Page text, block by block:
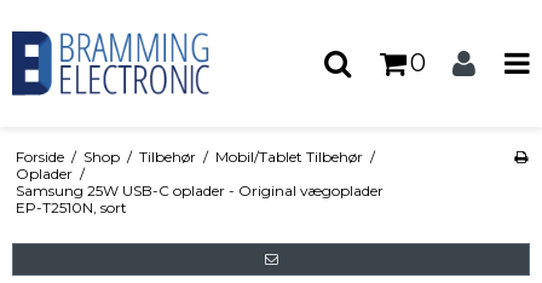
0
Forside / Shop / Tilbehør / Mobil/Tablet Tilbehør /
Oplader /
Samsung 25W USB-C oplader - Original vægoplader
EP-T2510N, sort